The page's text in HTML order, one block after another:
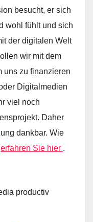
besucht, er sich
wohl fühlt und sich
der digitalen Welt
wir mit dem
uns zu finanzieren
Digitalmedien
viel noch
Daher
dankbar. Wie
erfahren Sie hier .
productiv